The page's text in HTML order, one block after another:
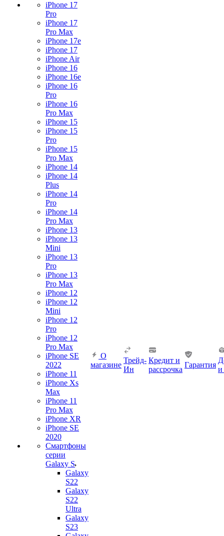
iPhone 17
Pro
iPhone 17
Pro Max
iPhone 17e
iPhone 17
iPhone Air
iPhone 16
iPhone 16e
iPhone 16
Pro
iPhone 16
Pro Max
iPhone 15
iPhone 15
Pro
iPhone 15
Pro Max
iPhone 14
iPhone 14
Plus
iPhone 14
Pro
iPhone 14
Pro Max
iPhone 13
iPhone 13
Mini
iPhone 13
Pro
iPhone 13
Pro Max
iPhone 12
iPhone 12
Mini
iPhone 12
Pro
iPhone 12
Pro Max
iPhone SE
2022
iPhone 11
iPhone Xs
Max
iPhone 11
Pro Max
iPhone XR
iPhone SE
2020
Смартфоны
серии
Galaxy S
Galaxy
S22
Galaxy
S22
Ultra
Galaxy
S23
О
магазине
Трейд-
Ин
Кредит и
рассрочка
Гарантия
и